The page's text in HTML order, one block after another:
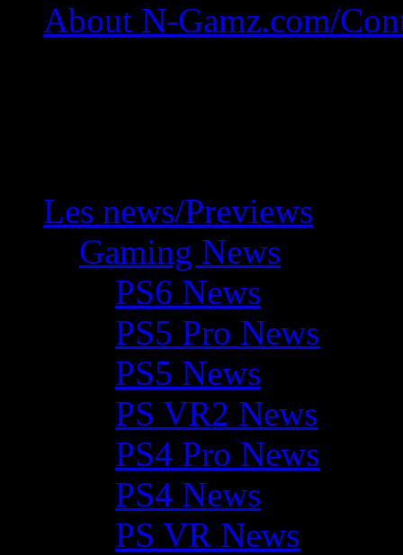
About N-Gamz.com/
Les news/Previews
Gaming News
PS6 News
PS5 Pro News
PS5 News
PS VR2 News
PS4 Pro News
PS4 News
PS VR News